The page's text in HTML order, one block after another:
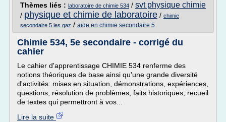
Thèmes liés : laboratoire de chimie 534 / svt physique chimie
/ physique et chimie de laboratoire / chimie
secondaire 5 les gaz / aide en chimie secondaire 5
Chimie 534, 5e secondaire - corrigé du
cahier
Le cahier d'apprentissage CHIMIE 534 renferme des
notions théoriques de base ainsi qu'une grande diversité
d'activités: mises en situation, démonstrations, expériences,
questions, résolution de problèmes, faits historiques, recueil
de textes qui permettront à vos...
Lire la suite